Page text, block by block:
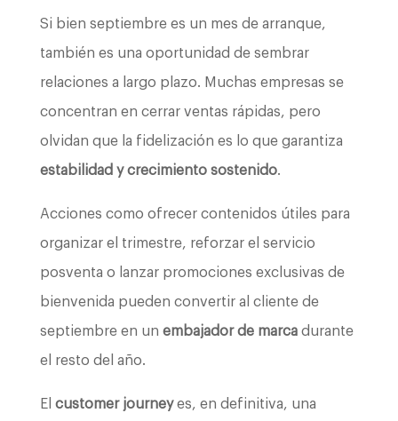
Si bien septiembre es un mes de arranque,
también es una oportunidad de sembrar
relaciones a largo plazo. Muchas empresas se
concentran en cerrar ventas rápidas, pero
olvidan que la fidelización es lo que garantiza
estabilidad y crecimiento sostenido.
Acciones como ofrecer contenidos útiles para
organizar el trimestre, reforzar el servicio
posventa o lanzar promociones exclusivas de
bienvenida pueden convertir al cliente de
septiembre en un embajador de marcadurante
el resto del año.
El customer journeyes, en definitiva, una